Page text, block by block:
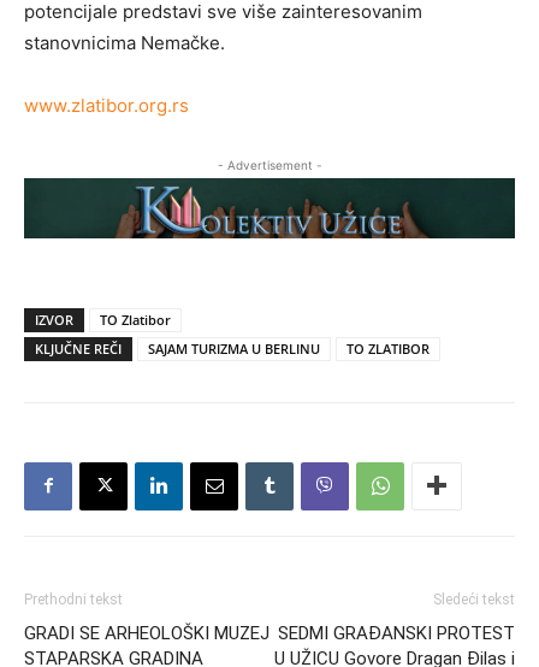
potencijale predstavi sve više zainteresovanim
stanovnicima Nemačke.
www.zlatibor.org.rs
- Advertisement -
IZVOR
TO Zlatibor
KLJUČNE REČI
SAJAM TURIZMA U BERLINU TO ZLATIBOR
Prethodni tekst
GRADI SE ARHEOLOŠKI MUZEJ
STAPARSKA GRADINA
Sledeći tekst
SEDMI GRAĐANSKI PROTEST
U UŽICU Govore Dragan Đilas i